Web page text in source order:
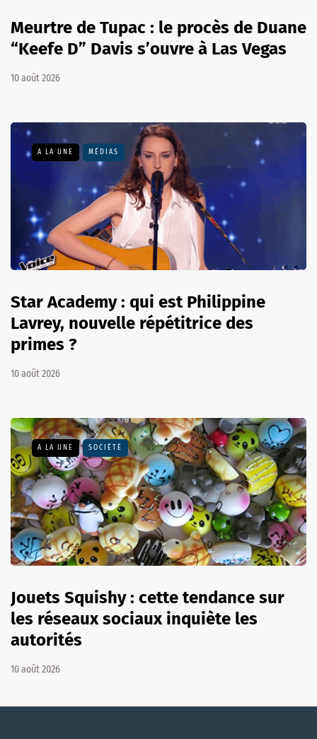
Meurtre de Tupac : le procès de Duane
“Keefe D” Davis s’ouvre à Las Vegas
10 août 2026
A LA UNE MÉDIAS
Star Academy : qui est Philippine
Lavrey, nouvelle répétitrice des
primes ?
10 août 2026
A LA UNE SOCIÉTÉ
Jouets Squishy : cette tendance sur
les réseaux sociaux inquiète les
autorités
10 août 2026